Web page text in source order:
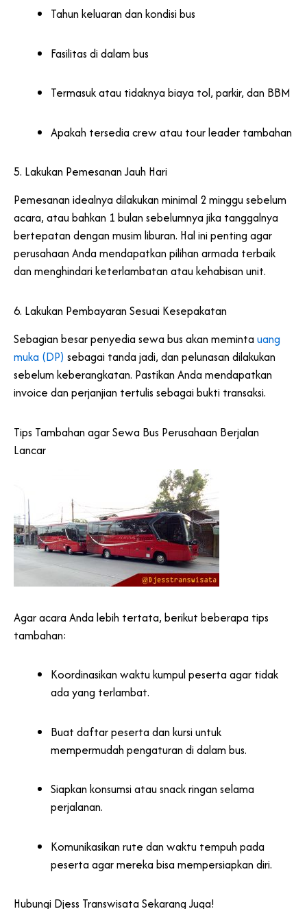
Tahun keluaran dan kondisi bus
Fasilitas di dalam bus
Termasuk atau tidaknya biaya tol, parkir, dan BBM
Apakah tersedia crew atau tour leader tambahan
5. Lakukan Pemesanan Jauh Hari
Pemesanan idealnya dilakukan minimal 2 minggu sebelum
acara, atau bahkan 1 bulan sebelumnya jika tanggalnya
bertepatan dengan musim liburan. Hal ini penting agar
perusahaan Anda mendapatkan pilihan armada terbaik
dan menghindari keterlambatan atau kehabisan unit.
6. Lakukan Pembayaran Sesuai Kesepakatan
Sebagian besar penyedia sewa bus akan meminta uang
muka (DP) sebagai tanda jadi, dan pelunasan dilakukan
sebelum keberangkatan. Pastikan Anda mendapatkan
invoice dan perjanjian tertulis sebagai bukti transaksi.
Tips Tambahan agar Sewa Bus Perusahaan Berjalan
Lancar
Agar acara Anda lebih tertata, berikut beberapa tips
tambahan:
Koordinasikan waktu kumpul peserta agar tidak
ada yang terlambat.
Buat daftar peserta dan kursi untuk
mempermudah pengaturan di dalam bus.
Siapkan konsumsi atau snack ringan selama
perjalanan.
Komunikasikan rute dan waktu tempuh pada
peserta agar mereka bisa mempersiapkan diri.
Hubungi Djess Transwisata Sekarang Juga!